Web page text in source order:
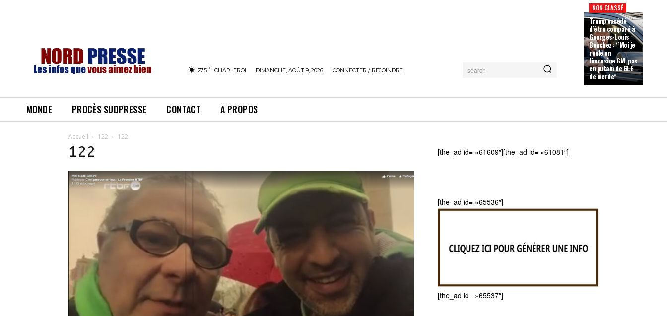
27.5 C CHARLEROI DIMANCHE, AOÛT 9, 2026 CONNECTER / REJOINDRE search
NON CLASSÉ
Trump excédé
d’être comparé à
Georges-Louis
Bouchez : “Moi je
roule en
limousine GM, pas
en putain de GLE
de merde”
MONDE PROCÈS SUDPRESSE CONTACT A PROPOS
Accueil 122 122
122 [the_ad id= »61609″][the_ad id= »61081″]
[the_ad id= »65536″]
[the_ad id= »65537″]